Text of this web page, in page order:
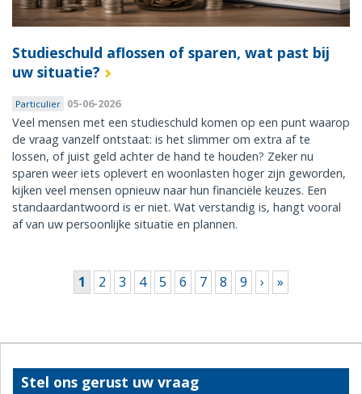
Studieschuld aflossen of sparen, wat past bij
uw situatie?
Particulier 05-06-2026
Veel mensen met een studieschuld komen op een punt waarop
de vraag vanzelf ontstaat: is het slimmer om extra af te
lossen, of juist geld achter de hand te houden? Zeker nu
sparen weer iets oplevert en woonlasten hoger zijn geworden,
kijken veel mensen opnieuw naar hun financiële keuzes. Een
standaardantwoord is er niet. Wat verstandig is, hangt vooral
af van uw persoonlijke situatie en plannen.
1 2 3 4 5 6 7 8 9 › »
Stel ons gerust uw vraag